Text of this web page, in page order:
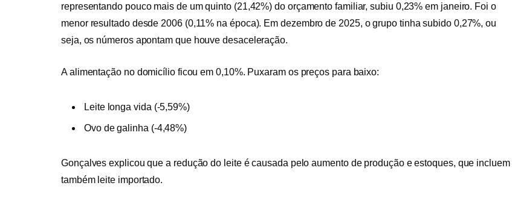
representando pouco mais de um quinto (21,42%) do orçamento familiar, subiu 0,23% em janeiro. Foi o
menor resultado desde 2006 (0,11% na época). Em dezembro de 2025, o grupo tinha subido 0,27%, ou
seja, os números apontam que houve desaceleração.
A alimentação no domicílio ficou em 0,10%. Puxaram os preços para baixo:
Leite longa vida (-5,59%)
Ovo de galinha (-4,48%)
Gonçalves explicou que a redução do leite é causada pelo aumento de produção e estoques, que incluem
também leite importado.